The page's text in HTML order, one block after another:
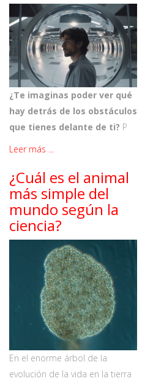
¿Te imaginas poder ver qué
hay detrás de los obstáculos
que tienes delante de ti? P
Leer más ...
¿Cuál es el animal
más simple del
mundo según la
ciencia?
En el enorme árbol de la
evolución de la vida en la tierra